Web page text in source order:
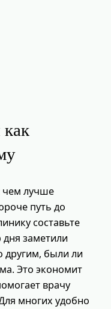
чем лучше
путь до
составьте
заметили
другим, были ли
Это экономит
врачу
многих удобно